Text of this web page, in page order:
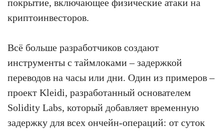
покрытие, включающее физические атаки на
криптоинвесторов.
Всё больше разработчиков создают
инструменты с таймлоками – задержкой
переводов на часы или дни. Один из примеров –
проект Kleidi, разработанный основателем
Solidity Labs, который добавляет временную
задержку для всех ончейн-операций: от суток